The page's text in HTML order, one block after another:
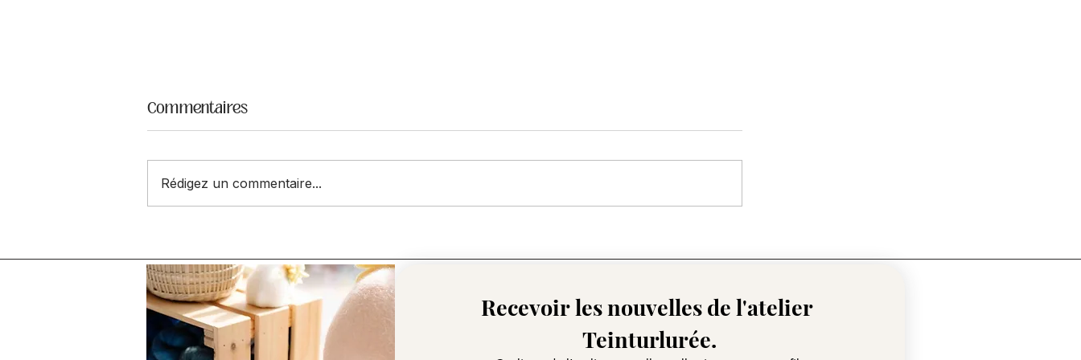
plus gros fade ?
Nomade ~ Le final
Commentaires
Rédigez un commentaire...
Recevoir les nouvelles de l'atelier
Teinturlurée.